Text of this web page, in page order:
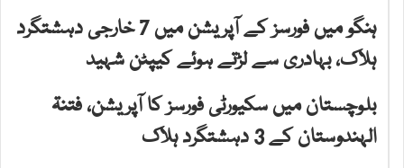
ہنگو میں فورسز کے آپریشن میں 7 خارجی دہشتگرد
ہلاک، بہادری سے لڑتے ہوئے کیپٹن شہید
بلوچستان میں سکیورٹی فورسز کا آپریشن، فتنۃ
الہندوستان کے 3 دہشتگرد ہلاک